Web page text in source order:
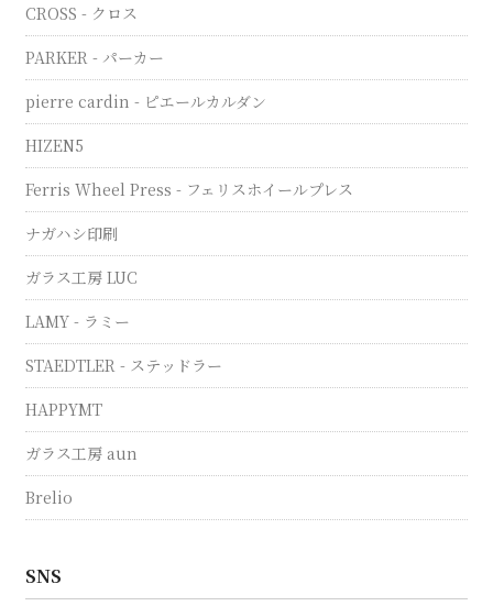
CROSS - クロス
PARKER - パーカー
pierre cardin - ピエールカルダン
HIZEN5
Ferris Wheel Press - フェリスホイールプレス
ナガハシ印刷
ガラス工房 LUC
LAMY - ラミー
STAEDTLER - ステッドラー
HAPPYMT
ガラス工房 aun
Brelio
SNS